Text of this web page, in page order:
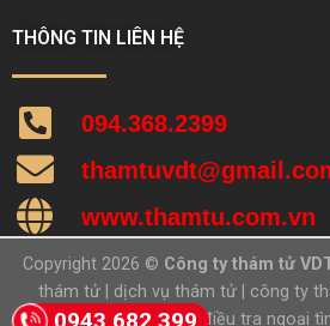
THÔNG TIN LIÊN HỆ
094.368.2399
www.thamtu.com.vn
Copyright 2026 © Công ty thám tử
thám tử
dịch vụ thám tử công ty
| điều tra ngoại